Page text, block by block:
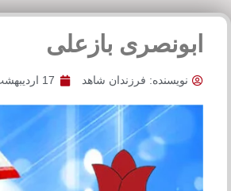
ابونصری بازعلی
نویسنده: فرزندان شاهد 17 اردیبهشت 1402